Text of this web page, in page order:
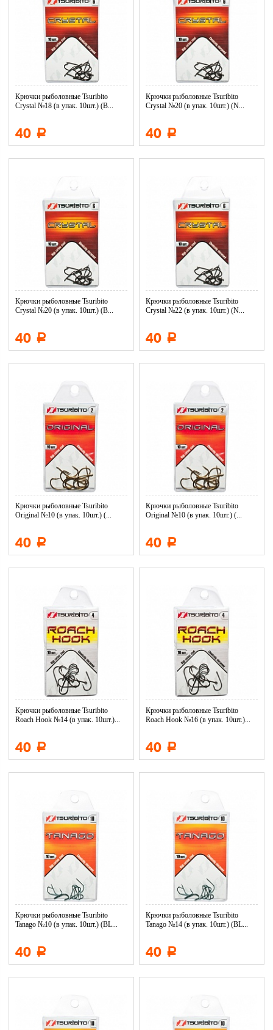
Крючки рыболовные Tsuribito
Crystal №18 (в упак. 10шт.) (B...
40 Р
Крючки рыболовные Tsuribito
Crystal №20 (в упак. 10шт.) (N...
40 Р
Крючки рыболовные Tsuribito
Crystal №20 (в упак. 10шт.) (B...
40 Р
Крючки рыболовные Tsuribito
Crystal №22 (в упак. 10шт.) (N...
40 Р
Крючки рыболовные Tsuribito
Original №10 (в упак. 10шт.) (...
40 Р
Крючки рыболовные Tsuribito
Original №10 (в упак. 10шт.) (...
40 Р
Крючки рыболовные Tsuribito
Roach Hook №14 (в упак. 10шт.)...
40 Р
Крючки рыболовные Tsuribito
Roach Hook №16 (в упак. 10шт.)...
40 Р
Крючки рыболовные Tsuribito
Tanago №10 (в упак. 10шт.) (BL...
40 Р
Крючки рыболовные Tsuribito
Tanago №14 (в упак. 10шт.) (BL...
40 Р